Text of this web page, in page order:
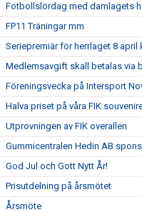
Fotbollslördag med damlagets
FP11 Träningar mm
Seriepremiär för herrlaget 8 april
Medlemsavgift skall betalas via
Föreningsvecka på Intersport
Halva priset på våra FIK
Utprovningen av FIK overallen
Gummicentralen Hedin AB
God Jul och Gott Nytt År!
Prisutdelning på årsmötet
Årsmöte